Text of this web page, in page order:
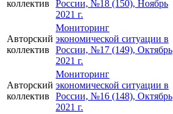
коллектив
России, №18 (150), Ноябрь
2021 г.
Авторский
коллектив
Мониторинг
экономической ситуации в
России, №17 (149), Октябрь
2021 г.
Авторский
коллектив
Мониторинг
экономической ситуации в
России, №16 (148), Октябрь
2021 г.